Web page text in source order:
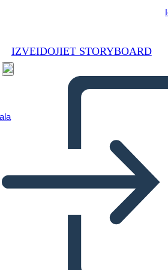
IZVEIDOJIET STORYBOARD